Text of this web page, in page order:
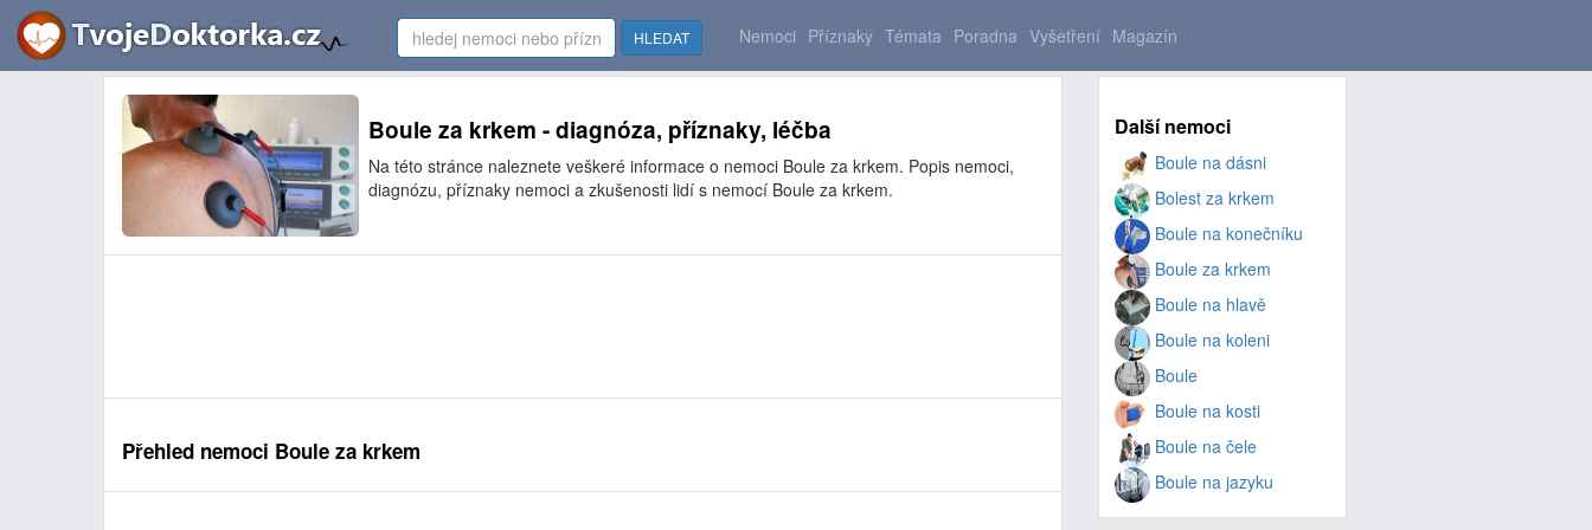
HLEDAT Nemoci Příznaky Témata Poradna Vyšetření Magazín
Boule za krkem - diagnóza, příznaky, léčba
Na této stránce naleznete veškeré informace o nemoci Boule za krkem. Popis nemoci,
diagnózu, příznaky nemoci a zkušenosti lidí s nemocí Boule za krkem.
Přehled nemoci Boule za krkem
Další nemoci
Boule na dásni
Bolest za krkem
Boule na konečníku
Boule za krkem
Boule na hlavě
Boule na koleni
Boule
Boule na kosti
Boule na čele
Boule na jazyku